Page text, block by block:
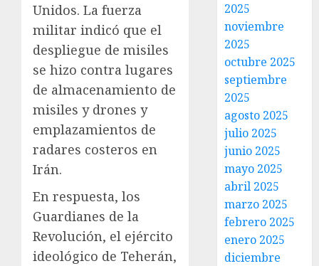
Unidos. La fuerza
militar indicó que el
despliegue de misiles
se hizo contra lugares
de almacenamiento de
misiles y drones y
emplazamientos de
radares costeros en
Irán.
En respuesta, los
Guardianes de la
Revolución, el ejército
ideológico de Teherán,
2025
noviembre
2025
octubre 2025
septiembre
2025
agosto 2025
julio 2025
junio 2025
mayo 2025
abril 2025
marzo 2025
febrero 2025
enero 2025
diciembre